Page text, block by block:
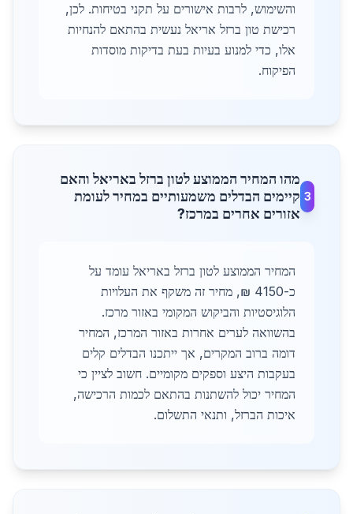
והשימוש, לרבות אישורים על תקני בטיחות. לכן,
רכישת טון ברזל אריאל נעשית בהתאם להנחיות
אלו, כדי למנוע בעיות בעת בדיקות מוסדות
הפיקוח.
3
מהו המחיר הממוצע לטון ברזל באריאל והאם
קיימים הבדלים משמעותיים במחיר לעומת
אזורים אחרים במרכז?
המחיר הממוצע לטון ברזל באריאל עומד על
כ-4150 ₪, מחיר זה משקף את העלויות
הלוגיסטיות והביקוש המקומי באזור מרכז.
בהשוואה לערים אחרות באזור המרכז, המחיר
דומה ברוב המקרים, אך ייתכנו הבדלים קלים
בעקבות היצע וספקים מקומיים. חשוב לציין כי
המחיר יכול להשתנות בהתאם לכמות הרכישה,
איכות הברזל, ותנאי התשלום.